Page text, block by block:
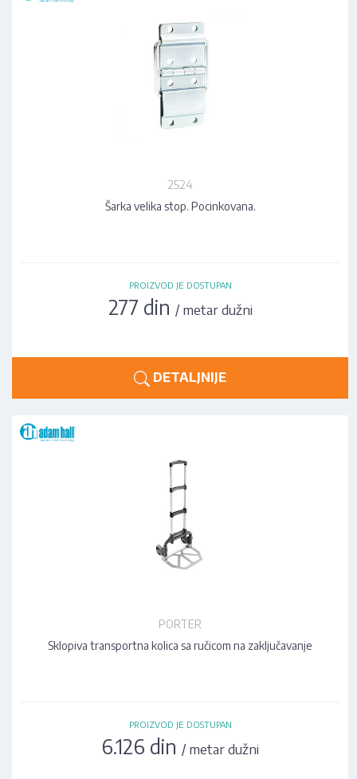
2524
Šarka velika stop. Pocinkovana.
PROIZVOD JE DOSTUPAN
277 din / metar dužni
DETALJNIJE
PORTER
Sklopiva transportna kolica sa ručicom na zaključavanje
PROIZVOD JE DOSTUPAN
6.126 din / metar dužni